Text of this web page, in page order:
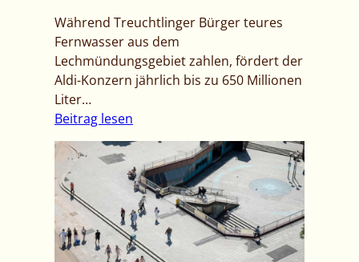
e
:
F
e
t
n
a
h
m
e
n
n
g
V
o
a
n
ü
n
d
i
g
Während Treuchtlinger Bürger teures
Fernwasser aus dem
Lechmündungsgebiet zahlen, fördert der
Aldi-Konzern jährlich bis zu 650 Millionen
Liter…
Beitrag lesen
W
m
g
e
h
ö